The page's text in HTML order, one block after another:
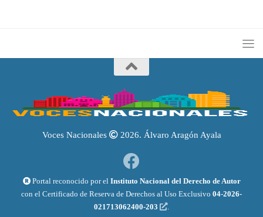
Voces Nacionales 2026. Álvaro Aragón Ayala
Portal reconocido por el Instituto Nacional del Derecho de Autor
con el Certificado de Reserva de Derechos al Uso Exclusivo 04-2026-
021713062400-203
.